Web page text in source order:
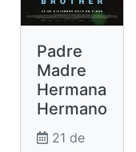
Padre
Madre
Hermana
Hermano
21 de